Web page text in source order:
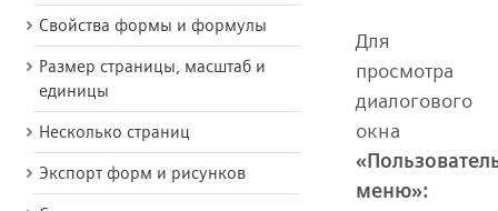
Свойства формы и формулы
Размер страницы, масштаб и
единицы
Несколько страниц
Экспорт форм и рисунков
Для
просмотра
диалогового
окна
меню»: